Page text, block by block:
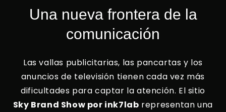
Una nueva frontera de la
comunicación
Las vallas publicitarias, las pancartas y los
anuncios de televisión tienen cada vez más
dificultades para captar la atención. El sitio
Sky Brand Show por ink7lab representan una